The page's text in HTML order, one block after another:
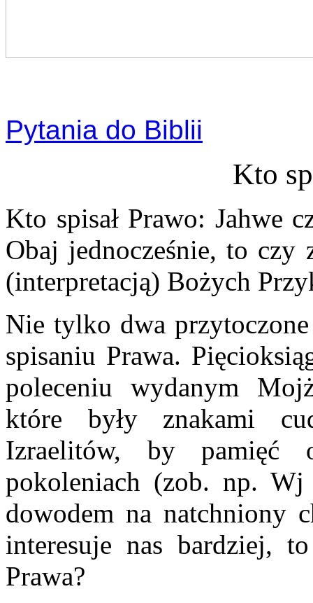
Pytania do Biblii
Kto
Kto spisał Prawo: Jahwe
Obaj jednocześnie, to czy
(interpretacją) Bożych
Nie tylko dwa
spisaniu Prawa.
poleceniu wydanym
które były znakami
Izraelitów, by pamięć
pokoleniach (zob. np.
dowodem na natchniony
interesuje nas bardziej,
Prawa?